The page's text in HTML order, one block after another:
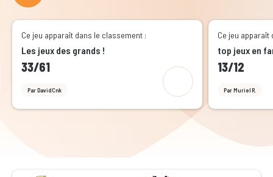
Ce jeu apparaît dans le classement :
Les jeux des grands !
33/61
Par DavidCnk
Ce jeu apparaît
top jeux en
13/12
Par Muriel R.